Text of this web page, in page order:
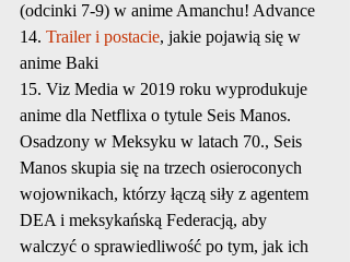
(odcinki 7-9) w anime Amanchu! Advance
14. Trailer i postacie, jakie pojawią się w
anime Baki
15. Viz Media w 2019 roku wyprodukuje
anime dla Netflixa o tytule Seis Manos.
Osadzony w Meksyku w latach 70., Seis
Manos skupia się na trzech osieroconych
wojownikach, którzy łączą siły z agentem
DEA i meksykańską Federacją, aby
walczyć o sprawiedliwość po tym, jak ich